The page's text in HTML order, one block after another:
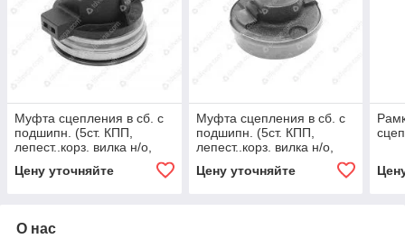
Муфта сцепления в сб. с
подшипн. (5ст. КПП,
лепест..корз. вилка н/о,
Цену уточняйте
Муфта сцепления в сб. с
подшипн. (5ст. КПП,
лепест..корз. вилка н/о,
Цену уточняйте
О нас